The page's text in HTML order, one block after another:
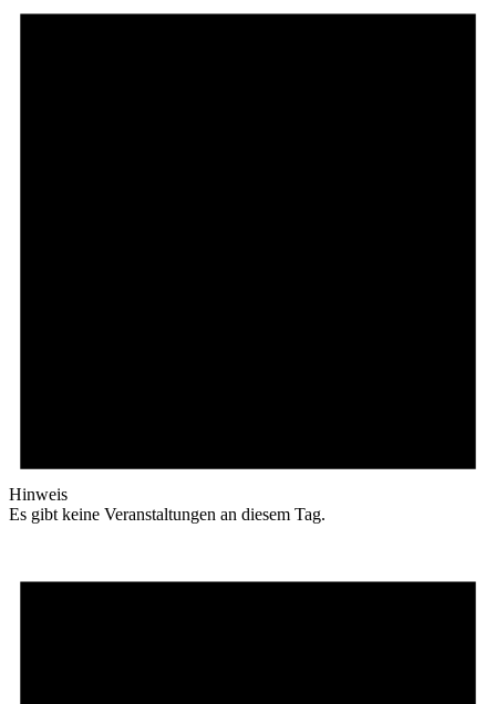
Hinweis
Es gibt keine Veranstaltungen an diesem Tag.